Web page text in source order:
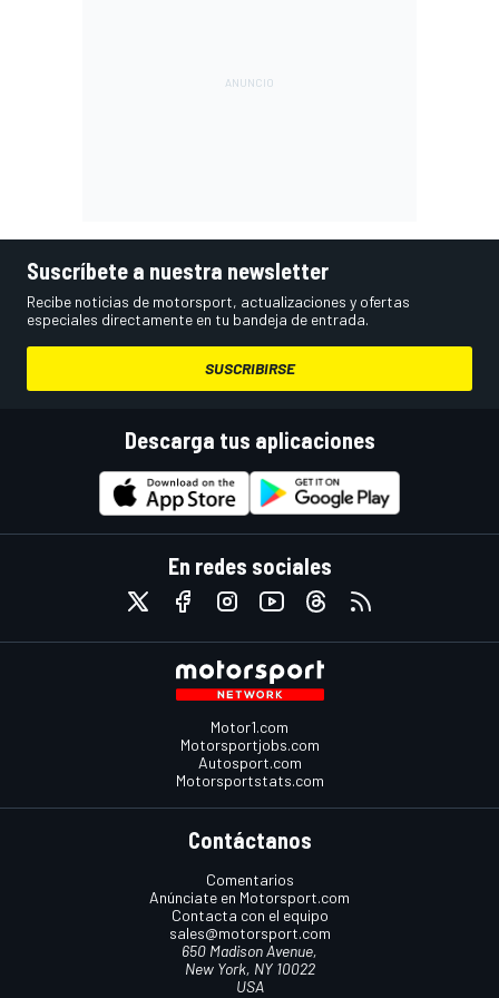
Suscríbete a nuestra newsletter
Recibe noticias de motorsport, actualizaciones y ofertas
especiales directamente en tu bandeja de entrada.
SUSCRIBIRSE
Descarga tus aplicaciones
En redes sociales
Motor1.com
Motorsportjobs.com
Autosport.com
Motorsportstats.com
Contáctanos
Comentarios
Anúnciate en Motorsport.com
Contacta con el equipo
sales@motorsport.com
650 Madison Avenue,
New York, NY 10022
USA